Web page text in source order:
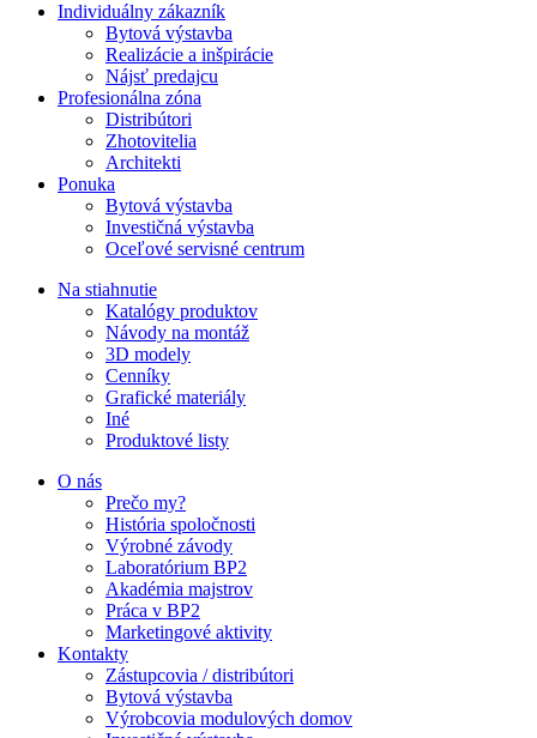
Individuálny zákazník
Bytová výstavba
Realizácie a inšpirácie
Nájsť predajcu
Profesionálna zóna
Distribútori
Zhotovitelia
Architekti
Ponuka
Bytová výstavba
Investičná výstavba
Oceľové servisné centrum
Na stiahnutie
Katalógy produktov
Návody na montáž
3D modely
Cenníky
Grafické materiály
Iné
Produktové listy
O nás
Prečo my?
História spoločnosti
Výrobné závody
Laboratórium BP2
Akadémia majstrov
Práca v BP2
Marketingové aktivity
Kontakty
Zástupcovia / distribútori
Bytová výstavba
Výrobcovia modulových domov